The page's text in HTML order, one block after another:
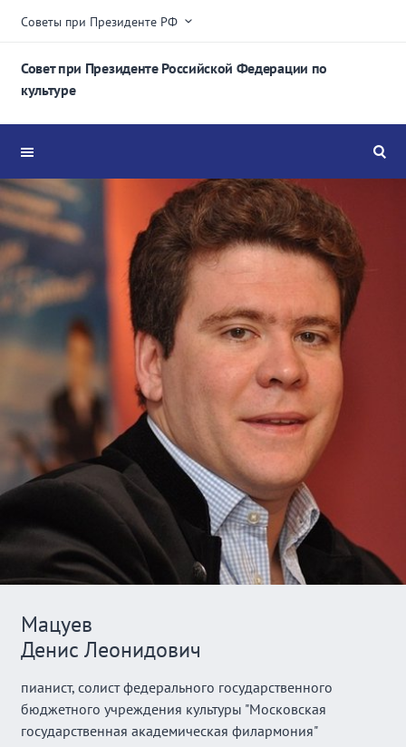
Советы при Президенте РФ
Совет при Президенте Российской Федерации по
культуре
Мацуев
Денис Леонидович
пианист, солист федерального государственного
бюджетного учреждения культуры "Московская
государственная академическая филармония"